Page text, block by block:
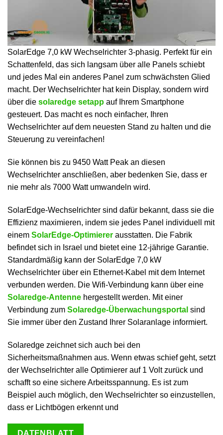
SolarEdge 7,0 kW Wechselrichter 3-phasig. Perfekt für ein
Schattenfeld, das sich langsam über alle Panels schiebt
und jedes Mal ein anderes Panel zum schwächsten Glied
macht. Der Wechselrichter hat kein Display, sondern wird
über die solaredge setapp auf Ihrem Smartphone
gesteuert. Das macht es noch einfacher, Ihren
Wechselrichter auf dem neuesten Stand zu halten und die
Steuerung zu vereinfachen!
Sie können bis zu 9450 Watt Peak an diesen
Wechselrichter anschließen, aber bedenken Sie, dass er
nie mehr als 7000 Watt umwandeln wird.
SolarEdge-Wechselrichter sind dafür bekannt, dass sie die
Effizienz maximieren, indem sie jedes Panel individuell mit
einem SolarEdge-Optimierer ausstatten. Die Fabrik
befindet sich in Israel und bietet eine 12-jährige Garantie.
Standardmäßig kann der SolarEdge 7,0 kW
Wechselrichter über ein Ethernet-Kabel mit dem Internet
verbunden werden. Die Wifi-Verbindung kann über eine
Solaredge-Antenne hergestellt werden. Mit einer
Verbindung zum Solaredge-Überwachungsportal sind
Sie immer über den Zustand Ihrer Solaranlage informiert.
Solaredge zeichnet sich auch bei den
Sicherheitsmaßnahmen aus. Wenn etwas schief geht, setzt
der Wechselrichter alle Optimierer auf 1 Volt zurück und
schafft so eine sichere Arbeitsspannung. Es ist zum
Beispiel auch möglich, den Wechselrichter so einzustellen,
dass er Lichtbögen erkennt und